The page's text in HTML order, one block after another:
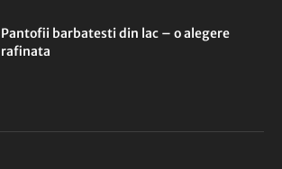
Pantofii barbatesti din lac – o alegere
rafinata